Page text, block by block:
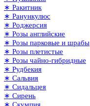
∗ Ракитник
∗ Ранункулюс
∗ Роджерсия
∗ Розы английские
∗ Розы парковые и шрабы
∗ Розы плетистые
∗ Розы чайно-гибридные
∗ Рудбекия
∗ Сальвия
∗ Сидальцея
∗ Сирень